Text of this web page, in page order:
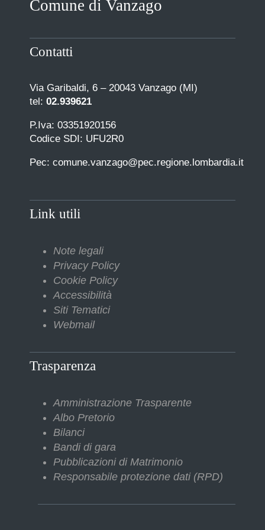
COMUNICAZIONE
Comune di Vanzago
Contatti
Via Garibaldi, 6 – 20043 Vanzago (MI)
tel: 02.939621
P.Iva: 03351920156
Codice SDI: UFU2R0
Pec: comune.vanzago@pec.regione.lombardia.it
Link utili
Note legali
Privacy Policy
Cookie Policy
Accessibilità
Siti Tematici
Webmail
Trasparenza
Amministrazione Trasparente
Albo Pretorio
Bilanci
Bandi di gara
Pubblicazioni di Matrimonio
Responsabile protezione dati (RPD)